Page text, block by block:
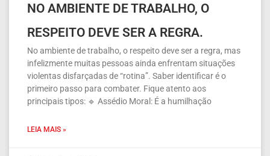
NO AMBIENTE DE TRABALHO, O
RESPEITO DEVE SER A REGRA.
No ambiente de trabalho, o respeito deve ser a regra, mas
infelizmente muitas pessoas ainda enfrentam situações
violentas disfarçadas de “rotina”. Saber identificar é o
primeiro passo para combater. Fique atento aos
principais tipos: 🔹 Assédio Moral: É a humilhação
LEIA MAIS »